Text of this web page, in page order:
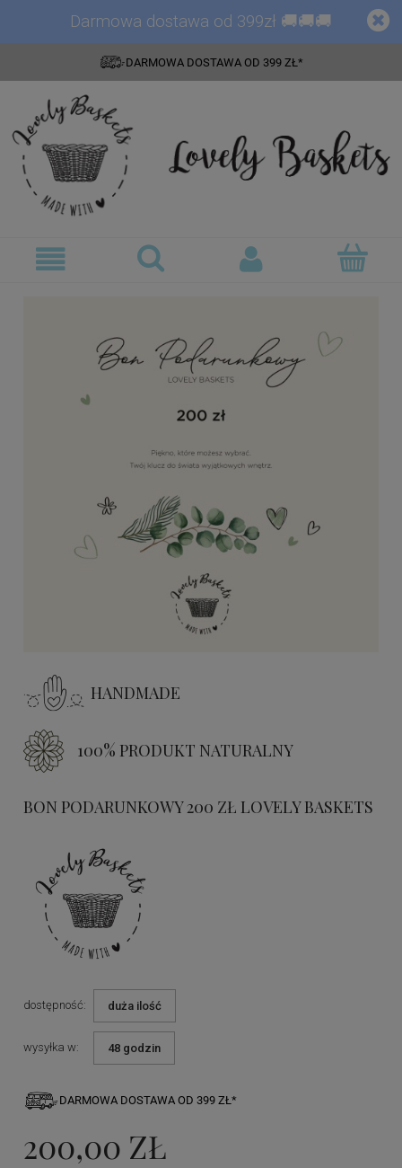
Darmowa dostawa od 399zł 🚚🚚🚚
DARMOWA DOSTAWA OD 399 ZŁ*
HANDMADE
100% PRODUKT NATURALNY
BON PODARUNKOWY 200 ZŁ LOVELY BASKETS
dostępność: duża ilość
wysyłka w: 48 godzin
DARMOWA DOSTAWA OD 399 ZŁ*
200,00 ZŁ